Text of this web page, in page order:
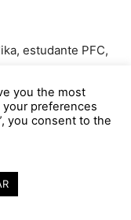
estudante PFC,
you the most
preferences
you consent to the